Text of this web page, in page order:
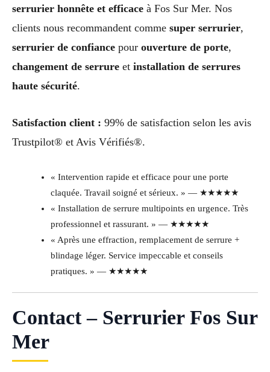
serrurier honnête et efficace à Fos Sur Mer. Nos
clients nous recommandent comme super serrurier,
serrurier de confiance pour ouverture de porte,
changement de serrure et installation de serrures
haute sécurité.
Satisfaction client : 99% de satisfaction selon les avis
Trustpilot® et Avis Vérifiés®.
« Intervention rapide et efficace pour une porte
claquée. Travail soigné et sérieux. » — ★★★★★
« Installation de serrure multipoints en urgence. Très
professionnel et rassurant. » — ★★★★★
« Après une effraction, remplacement de serrure +
blindage léger. Service impeccable et conseils
pratiques. » — ★★★★★
Contact – Serrurier Fos Sur
Mer